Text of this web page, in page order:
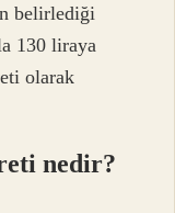
belirlediği
130 liraya
olarak
nedir?